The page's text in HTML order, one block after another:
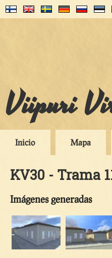
Viipuri
Inicio Mapa
KV30 - Trama
Imágenes generadas